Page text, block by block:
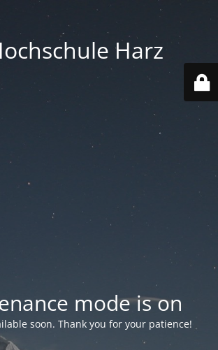
Harz
mode is on
soon. Thank you for your patience!